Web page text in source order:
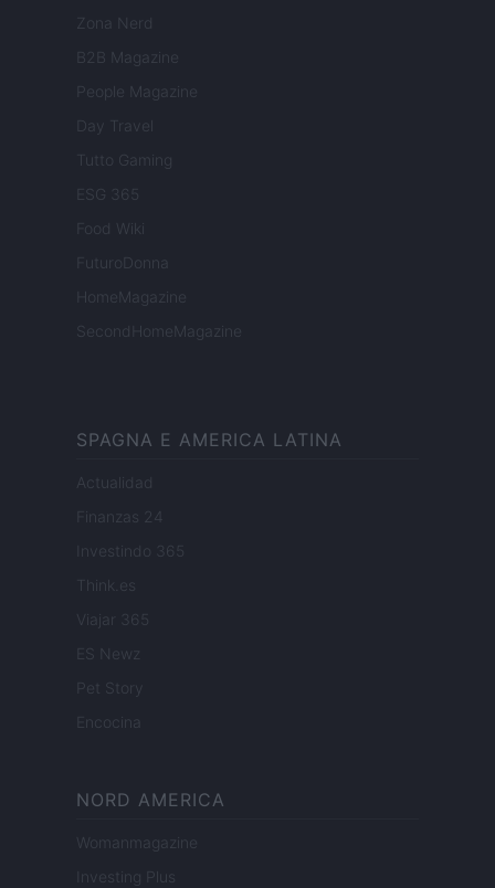
Zona Nerd
B2B Magazine
People Magazine
Day Travel
Tutto Gaming
ESG 365
Food Wiki
FuturoDonna
HomeMagazine
SecondHomeMagazine
SPAGNA E AMERICA LATINA
Actualidad
Finanzas 24
Investindo 365
Think.es
Viajar 365
ES Newz
Pet Story
Encocina
NORD AMERICA
Womanmagazine
Investing Plus